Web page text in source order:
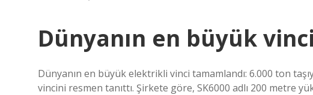
Dünyanın en büyük
Dünyanın en büyük elektrikli vinci tamamlandı: 6.000 ton
vincini resmen tanıttı. Şirkete göre, SK6000 adlı 200 metre